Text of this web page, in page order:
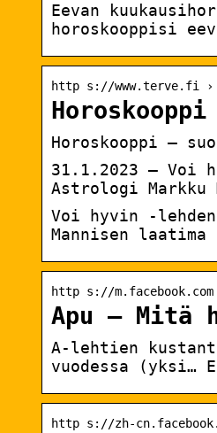
Eevan
horoskooppisi
http s://www.terve.fi
Horoskooppi –
31.1.2023 — Voi
Astrologi Markku
Voi hyvin -lehden
Mannisen
http s://
Apu – Mitä
A-lehtien
vuodessa (yksi…
http s://zh-